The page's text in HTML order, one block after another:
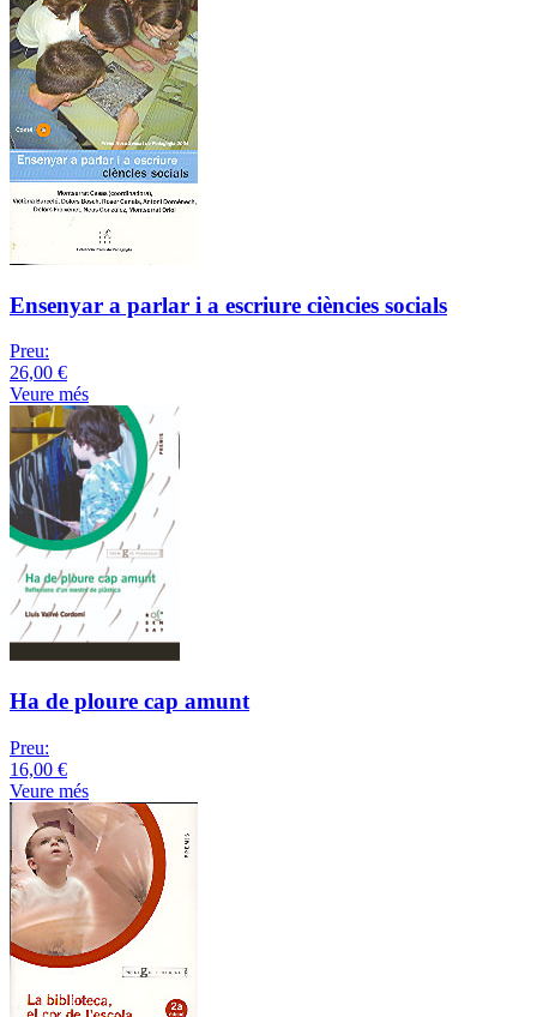
Ensenyar a parlar i a escriure ciències socials
Preu:
26,00 €
Veure més
Ha de ploure cap amunt
Preu:
16,00 €
Veure més